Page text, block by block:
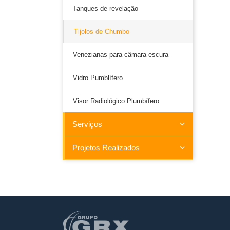
Tanques de revelação
Tijolos de Chumbo
Venezianas para câmara escura
Vidro Pumblífero
Visor Radiológico Plumbífero
Serviços
Projetos Realizados